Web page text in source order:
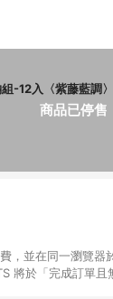
商品已停售
-12入〈紫藤藍調〉
，並在同一瀏覽